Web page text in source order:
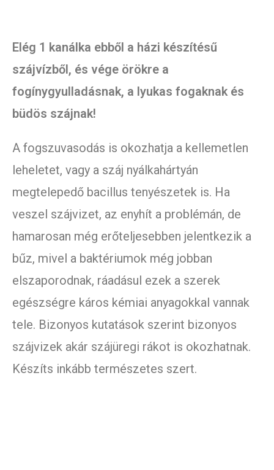
Elég 1 kanálka ebből a házi készítésű
szájvízből, és vége örökre a
fogínygyulladásnak, a lyukas fogaknak és
büdös szájnak!
A fogszuvasodás is okozhatja a kellemetlen
leheletet, vagy a száj nyálkahártyán
megtelepedő bacillus tenyészetek is. Ha
veszel szájvizet, az enyhít a problémán, de
hamarosan még erőteljesebben jelentkezik a
bűz, mivel a baktériumok még jobban
elszaporodnak, ráadásul ezek a szerek
egészségre káros kémiai anyagokkal vannak
tele. Bizonyos kutatások szerint bizonyos
szájvizek akár szájüregi rákot is okozhatnak.
Készíts inkább természetes szert.